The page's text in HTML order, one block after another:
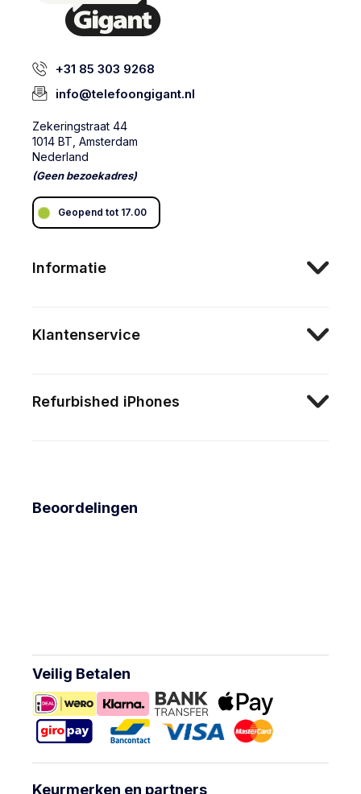
+31 85 303 9268
info@telefoongigant.nl
Zekeringstraat 44
1014 BT, Amsterdam
Nederland
(Geen bezoekadres)
Geopend tot 17.00
Informatie
Klantenservice
Refurbished iPhones
Beoordelingen
Veilig Betalen
Keurmerken en partners